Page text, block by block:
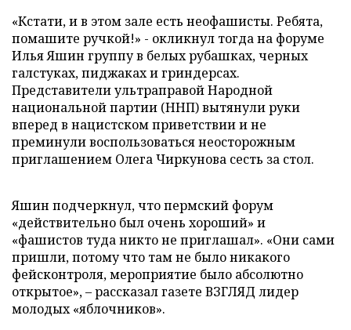
«Кстати, и в этом зале есть неофашисты. Ребята,
помашите ручкой!» - окликнул тогда на форуме
Илья Яшин группу в белых рубашках, черных
галстуках, пиджаках и гриндерсах.
Представители ультраправой Народной
национальной партии (ННП) вытянули руки
вперед в нацистском приветствии и не
преминули воспользоваться неосторожным
приглашением Олега Чиркунова сесть за стол.
Яшин подчеркнул, что пермский форум
«действительно был очень хороший» и
«фашистов туда никто не приглашал». «Они сами
пришли, потому что там не было никакого
фейсконтроля, мероприятие было абсолютно
открытое», – рассказал газете ВЗГЛЯД лидер
молодых «яблочников».